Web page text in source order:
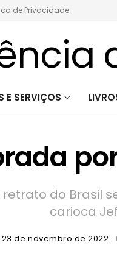
de Privacidade
E SERVIÇOS
do Brasil
carioca
23 de novembro de 2022